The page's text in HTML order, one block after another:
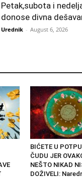
Petak,subota i
donose divna
Urednik - August 6, 2026
BIĆETE U
ČUDU JER
NEŠTO NIKAD
DOŽIVELI: